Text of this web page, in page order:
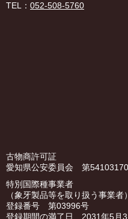
TEL： 052-508-5760
古物商許可証
愛知県公安委員会 第
特別国際種事業者
（象牙製品等を取り扱う事業者）
登録番号 第03996号
登録期間の満了日 2031年5月